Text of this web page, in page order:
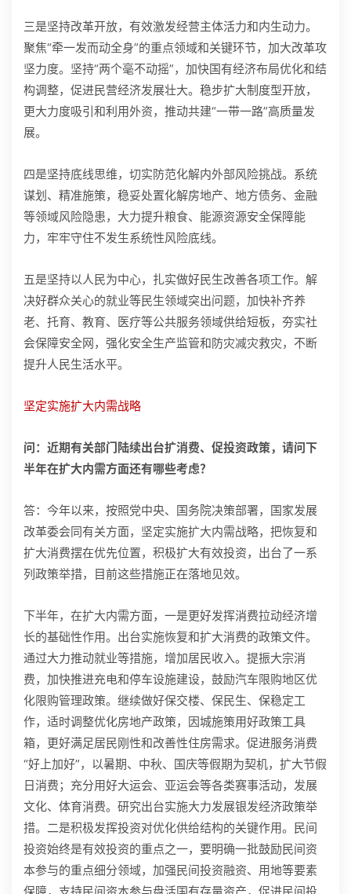
三是坚持改革开放，有效激发经营主体活力和内生动力。
聚焦“牵一发而动全身”的重点领域和关键环节，加大改革攻
坚力度。坚持“两个毫不动摇”，加快国有经济布局优化和结
构调整，促进民营经济发展壮大。稳步扩大制度型开放，
更大力度吸引和利用外资，推动共建“一带一路”高质量发
展。
四是坚持底线思维，切实防范化解内外部风险挑战。系统
谋划、精准施策，稳妥处置化解房地产、地方债务、金融
等领域风险隐患，大力提升粮食、能源资源安全保障能
力，牢牢守住不发生系统性风险底线。
五是坚持以人民为中心，扎实做好民生改善各项工作。解
决好群众关心的就业等民生领域突出问题，加快补齐养
老、托育、教育、医疗等公共服务领域供给短板，夯实社
会保障安全网，强化安全生产监管和防灾减灾救灾，不断
提升人民生活水平。
坚定实施扩大内需战略
问：近期有关部门陆续出台扩消费、促投资政策，请问下
半年在扩大内需方面还有哪些考虑？
答：今年以来，按照党中央、国务院决策部署，国家发展
改革委会同有关方面，坚定实施扩大内需战略，把恢复和
扩大消费摆在优先位置，积极扩大有效投资，出台了一系
列政策举措，目前这些措施正在落地见效。
下半年，在扩大内需方面，一是更好发挥消费拉动经济增
长的基础性作用。出台实施恢复和扩大消费的政策文件。
通过大力推动就业等措施，增加居民收入。提振大宗消
费，加快推进充电和停车设施建设，鼓励汽车限购地区优
化限购管理政策。继续做好保交楼、保民生、保稳定工
作，适时调整优化房地产政策，因城施策用好政策工具
箱，更好满足居民刚性和改善性住房需求。促进服务消费
“好上加好”，以暑期、中秋、国庆等假期为契机，扩大节假
日消费；充分用好大运会、亚运会等各类赛事活动，发展
文化、体育消费。研究出台实施大力发展银发经济政策举
措。二是积极发挥投资对优化供给结构的关键作用。民间
投资始终是有效投资的重点之一，要明确一批鼓励民间资
本参与的重点细分领域，加强民间投资融资、用地等要素